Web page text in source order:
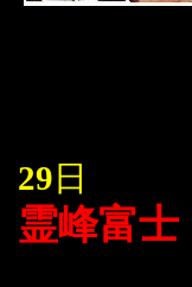
29 日
霊峰富士